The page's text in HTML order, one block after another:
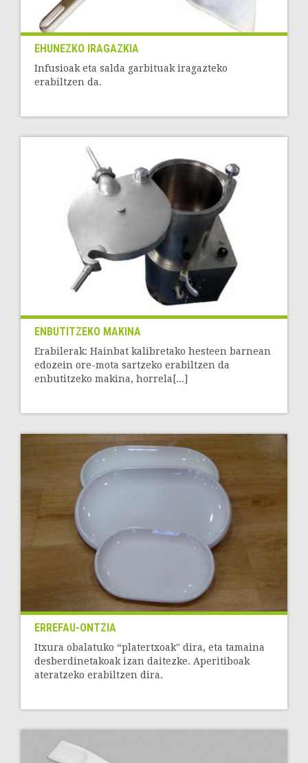
EHUNEZKO IRAGAZKIA
Infusioak eta salda garbituak iragazteko
erabiltzen da.
ENBUTITZEKO MAKINA
Erabilerak: Hainbat kalibretako hesteen barnean
edozein ore-mota sartzeko erabiltzen da
enbutitzeko makina, horrela[...]
ERREFAU-ONTZIA
Itxura obalatuko “platertxoak" dira, eta tamaina
desberdinetakoak izan daitezke. Aperitiboak
ateratzeko erabiltzen dira.